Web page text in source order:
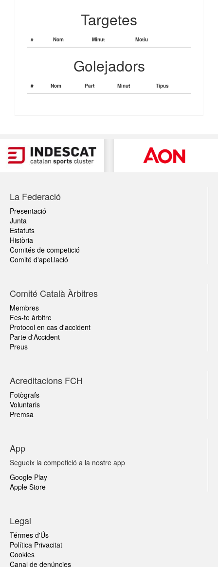
Targetes
# Nom Minut Motiu
Golejadors
# Nom Part Minut Tipus
La Federació
Presentació
Junta
Estatuts
Història
Comités de competició
Comité d'apel.lació
Comité Català Àrbitres
Membres
Fes-te àrbitre
Protocol en cas d'accident
Parte d'Accident
Preus
Acreditacions FCH
Fotògrafs
Voluntaris
Premsa
App
Segueix la competició a la nostre app
Google Play
Apple Store
Legal
Térmes d'Ús
Política Privacitat
Cookies
Canal de denúncies